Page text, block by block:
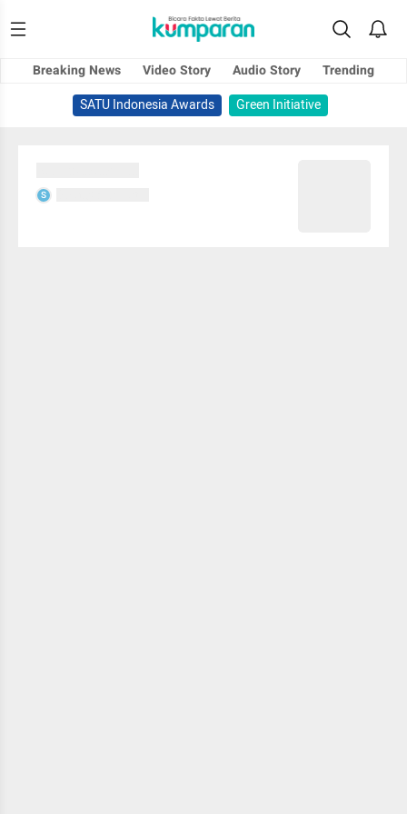
Breaking News Video Story Audio Story
Trending
SATU Indonesia Awards
Green Initiative
S